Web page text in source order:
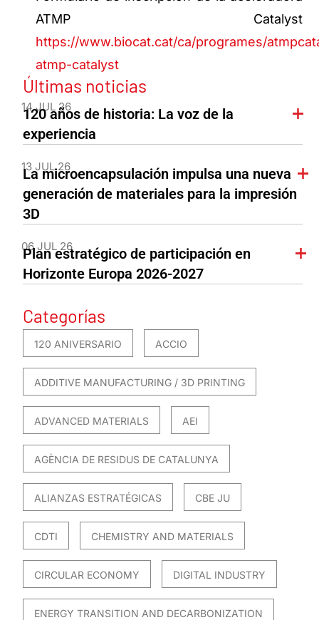
ATMP Catalyst
https://www.biocat.cat/ca/programes/
atmp-catalyst
Últimas noticias
14 JUL 26
120 años de historia: La voz de la
experiencia
13 JUL 26
La microencapsulación impulsa una nueva
generación de materiales para la impresión
3D
06 JUL 26
Plan estratégico de participación en
Horizonte Europa 2026-2027
Categorías
120 ANIVERSARIO ACCIO
ADDITIVE MANUFACTURING / 3D PRINTING
ADVANCED MATERIALS AEI
AGÈNCIA DE RESIDUS DE CATALUNYA
ALIANZAS ESTRATÉGICAS CBE JU
CDTI CHEMISTRY AND MATERIALS
CIRCULAR ECONOMY DIGITAL INDUSTRY
ENERGY TRANSITION AND DECARBONIZATION